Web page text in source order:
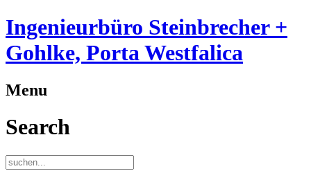
Ingenieurbüro Steinbrecher +
Gohlke, Porta Westfalica
Menu
Search